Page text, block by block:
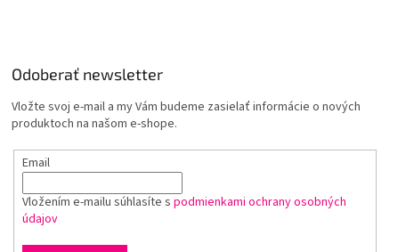
Odoberať newsletter
Vložte svoj e-mail a my Vám budeme zasielať informácie o nových
produktoch na našom e-shope.
Email
Vložením e-mailu súhlasíte s podmienkami ochrany osobných
údajov